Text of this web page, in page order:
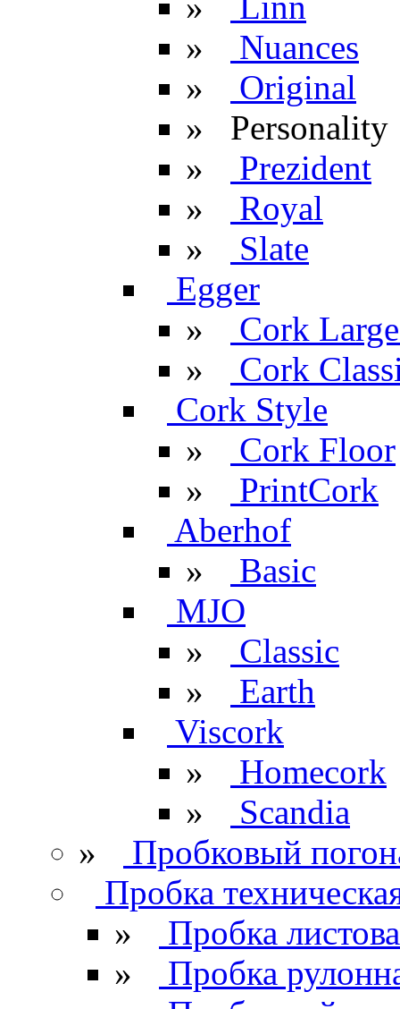
»
Nuances
»
Original
» Personality
»
Prezident
»
Royal
»
Slate
Egger
»
Cork
»
Cork
Cork Style
»
Cork Floor
»
PrintCork
Aberhof
»
Basic
MJO
»
Classic
»
Earth
Viscork
»
Homecork
»
Scandia
»
Пробковый
Пробка
»
Пробка
»
Пробка